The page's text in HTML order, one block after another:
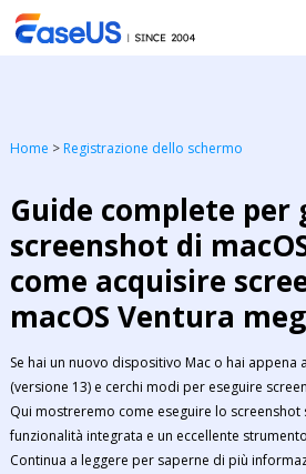
Home > Registrazione dello schermo
Guide complete per
screenshot di
come acquisire
macOS Ventura
Se hai un nuovo dispositivo Mac o hai appena
(versione 13) e cerchi modi per eseguire
Qui mostreremo come eseguire lo screenshot
funzionalità integrata e un eccellente
Continua a leggere per saperne di più